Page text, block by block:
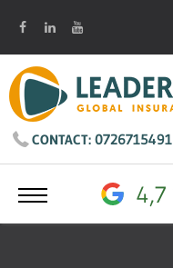
CONTACT: 0726715491
4,7